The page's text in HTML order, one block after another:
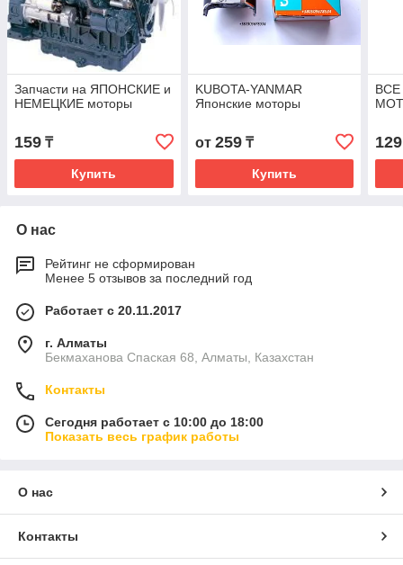
Запчасти на ЯПОНСКИЕ и
НЕМЕЦКИЕ моторы
159 ₸
Купить
KUBOTA-YANMAR
Японские моторы
от 259₸
Купить
129
О нас
Рейтинг не сформирован
Менее 5 отзывов за последний год
Работает с 20.11.2017
г. Алматы
Бекмаханова Спаская 68, Алматы, Казахстан
Контакты
Сегодня работает с 10:00 до 18:00
Показать весь график работы
О нас
Контакты